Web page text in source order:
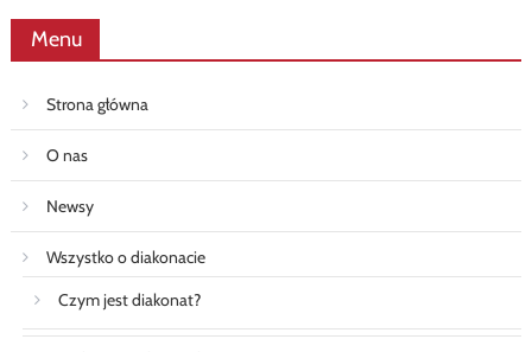
Menu
Strona główna
O nas
Newsy
Wszystko o diakonacie
Czym jest diakonat?